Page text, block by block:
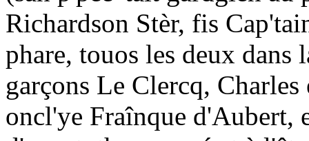
Richardson Stèr, fis
phare, touos les deux
garçons Le Clercq,
oncl'ye Fraînque d'Aubert,